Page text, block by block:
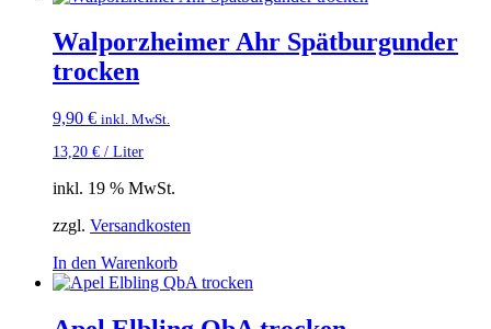
Walporzheimer Ahr Spätburgunder
trocken
9,90 € inkl. MwSt.
13,20 € / Liter
inkl. 19 % MwSt.
zzgl. Versandkosten
In den Warenkorb